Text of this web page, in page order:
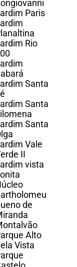
Paris
Rio
Santa
Santa
Santa
Vale
II
vista
de
Alto
Vista